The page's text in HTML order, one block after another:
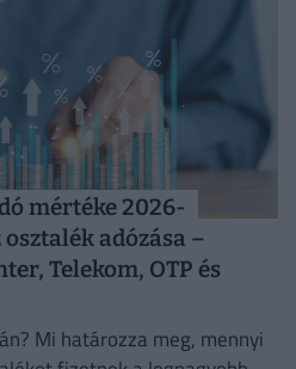
mértéke 2026-
adózása –
Telekom, OTP és
Mi határozza meg, mennyi